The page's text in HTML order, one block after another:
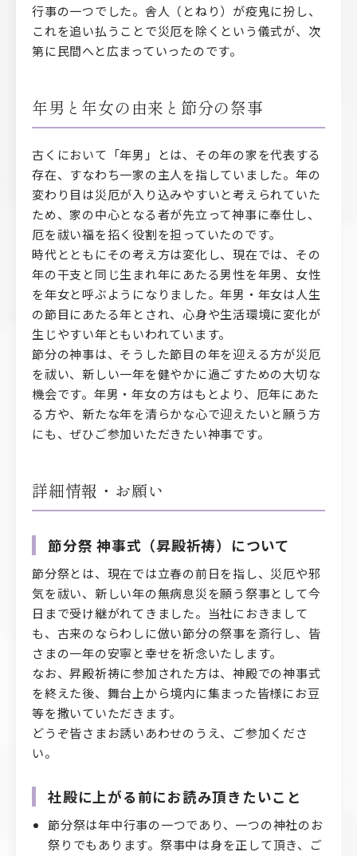
行事の一つでした。舎人（とねり）が疫鬼に扮し、
これを追い払うことで災厄を除くという儀式が、次
第に民間へと広まっていったのです。
年男と年女の由来と節分の祭事
古くにおいて「年男」とは、その年の家を代表する
存在、すなわち一家の主人を指していました。年の
変わり目は災厄が入り込みやすいと考えられていた
ため、家の中心となる者が先立って神事に奉仕し、
厄を祓い福を招く役割を担っていたのです。
時代とともにその考え方は変化し、現在では、その
年の干支と同じ生まれ年にあたる男性を年男、女性
を年女と呼ぶようになりました。年男・年女は人生
の節目にあたる年とされ、心身や生活環境に変化が
生じやすい年ともいわれています。
節分の神事は、そうした節目の年を迎える方が災厄
を祓い、新しい一年を健やかに過ごすための大切な
機会です。年男・年女の方はもとより、厄年にあた
る方や、新たな年を清らかな心で迎えたいと願う方
にも、ぜひご参加いただきたい神事です。
詳細情報・お願い
節分祭 神事式（昇殿祈祷）について
節分祭とは、現在では立春の前日を指し、災厄や邪
気を祓い、新しい年の無病息災を願う祭事として今
日まで受け継がれてきました。当社におきまして
も、古来のならわしに倣い節分の祭事を斎行し、皆
さまの一年の安寧と幸せを祈念いたします。
なお、昇殿祈祷に参加された方は、神殿での神事式
を終えた後、舞台上から境内に集まった皆様にお豆
等を撒いていただきます。
どうぞ皆さまお誘いあわせのうえ、ご参加くださ
い。
社殿に上がる前にお読み頂きたいこと
節分祭は年中行事の一つであり、一つの神社のお
祭りでもあります。祭事中は身を正して頂き、ご